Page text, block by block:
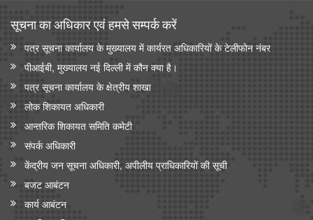
सूचना का अधिकार एवं हमसे सम्‍पर्क करें
पत्र सूचना कार्यालय के मुख्यालय में कार्यरत अधिकारियों के टेलीफोन नंबर
पीआईबी, मुख्यालय नई दिल्ली में कौन क्या है।
पत्र सूचना कार्यालय के क्षेत्रीय शाखा
लोक शिकायत अधिकारी
आन्‍तरिक शिकायत समिति कमेटी
संपर्क अधिकारी
केंद्रीय जन सूचना अधिकारी, अपीलीय प्राधिकारियों की सूची
बजट आबंटन
कार्य आबंटन